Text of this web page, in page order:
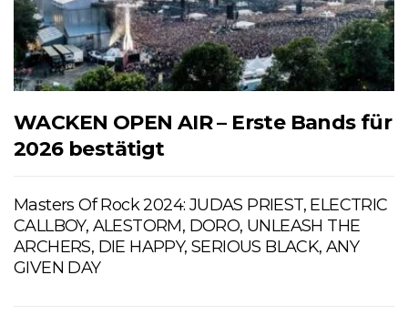
WACKEN OPEN AIR – Erste Bands für
2026 bestätigt
Masters Of Rock 2024: JUDAS PRIEST, ELECTRIC
CALLBOY, ALESTORM, DORO, UNLEASH THE
ARCHERS, DIE HAPPY, SERIOUS BLACK, ANY
GIVEN DAY